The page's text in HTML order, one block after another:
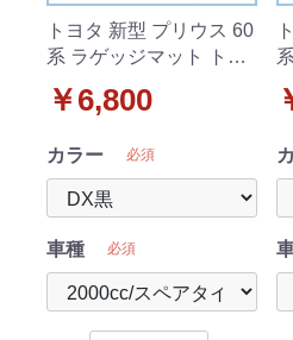
トヨタ 新型 プリウス 60
系 ラゲッジマット トラ
社外新品
￥6,800
カラー 必須
車種 必須